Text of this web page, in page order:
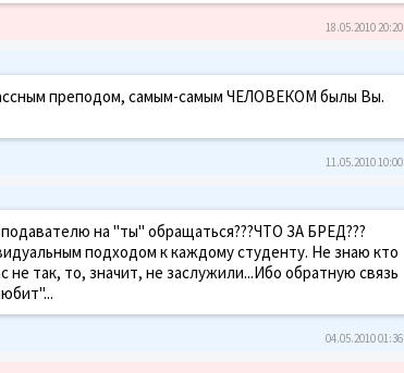
18.05.2010 20:20
преподом, самым-самым ЧЕЛОВЕКОМ былы Вы.
11.05.2010 10:00
на "ты" обращаться???ЧТО ЗА БРЕД???
подходом к каждому студенту. Не знаю кто
так, то, значит, не заслужили...Ибо обратную связь
04.05.2010 01:36